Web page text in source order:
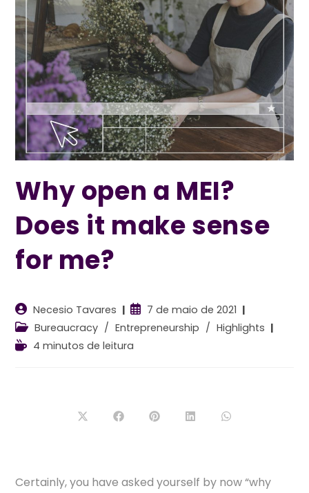
Why open a MEI?
Does it make sense
for me?
Autor
do
post:
Necesio Tavares
Post
publicado:
7 de maio de 2021
Categoria
do
Bureaucracy / Entrepreneurship / Highlights
Tempo4 minutos de leitura
Abre Abre Abre Abre Abre
Certainly, you have asked yourself by now “why